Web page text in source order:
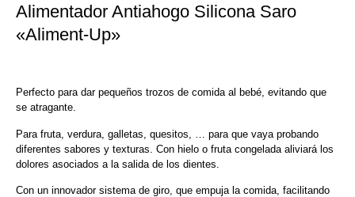
Alimentador Antiahogo Silicona Saro
«Aliment-Up»
Perfecto para dar pequeños trozos de comida al bebé, evitando que
se atragante.
Para fruta, verdura, galletas, quesitos, … para que vaya probando
diferentes sabores y texturas. Con hielo o fruta congelada aliviará los
dolores asociados a la salida de los dientes.
Con un innovador sistema de giro, que empuja la comida, facilitando